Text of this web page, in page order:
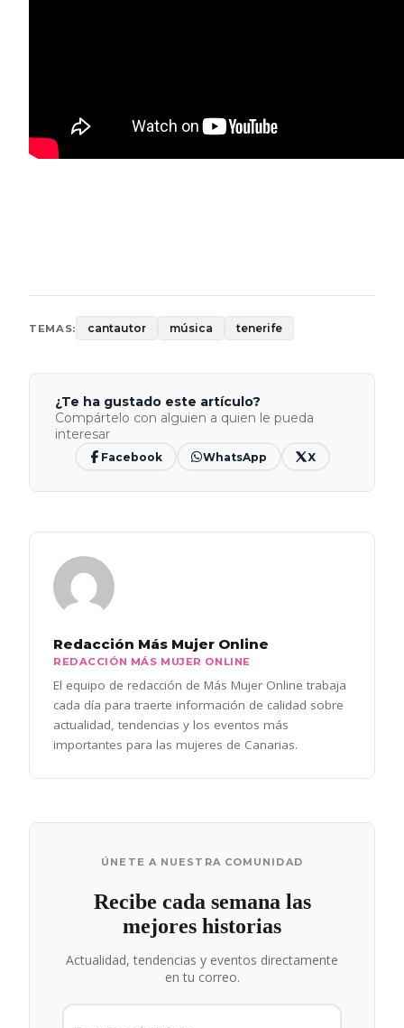
TEMAS: cantautor música tenerife
¿Te ha gustado este artículo?
Compártelo con alguien a quien le pueda
interesar
Facebook WhatsApp X
Redacción Más Mujer Online
REDACCIÓN MÁS MUJER ONLINE
El equipo de redacción de Más Mujer Online trabaja
cada día para traerte información de calidad sobre
actualidad, tendencias y los eventos más
importantes para las mujeres de Canarias.
ÚNETE A NUESTRA COMUNIDAD
Recibe cada semana las
mejores historias
Actualidad, tendencias y eventos directamente
en tu correo.